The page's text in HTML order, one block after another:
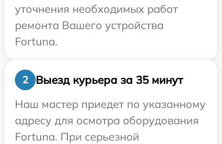
уточнения необходимых работ
ремонта Вашего устройства
Fortuna.
2
Выезд курьера за 35 минут
Наш мастер приедет по указанному
адресу для осмотра оборудования
Fortuna. При серьезной